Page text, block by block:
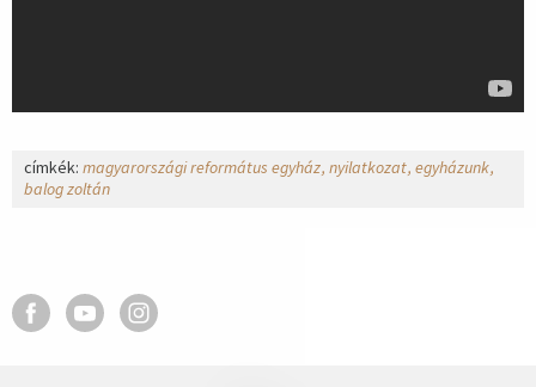
címkék: magyarországi református egyház nyilatkozat egyházunk
balog zoltán